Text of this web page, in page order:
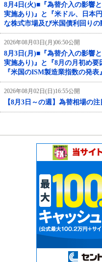
8月4日(火)■『為替介入の影響
実施あり)』と『米ドル、日本
な株式市場及び米国債利回りの
2026年08月03日(月)06:50公開
8月3日(月)■『為替介入の影響
実施あり)』と『8月の月初め
『米国のISM製造業指数の発表
2026年08月02日(日)16:55公開
【8月3日～の週】為替相場の